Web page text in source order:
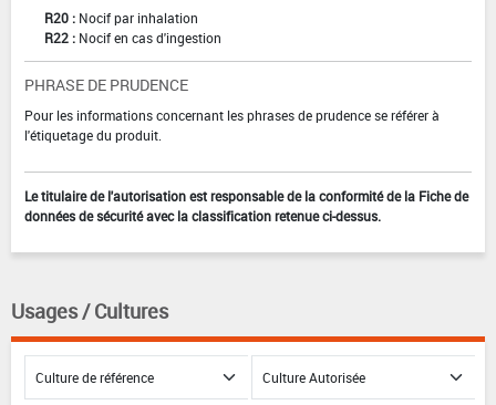
R20 : Nocif par inhalation
R22 : Nocif en cas d'ingestion
PHRASE DE PRUDENCE
Pour les informations concernant les phrases de prudence se référer à
l'étiquetage du produit.
Le titulaire de l'autorisation est responsable de la conformité de la Fiche de
données de sécurité avec la classification retenue ci-dessus.
Usages / Cultures